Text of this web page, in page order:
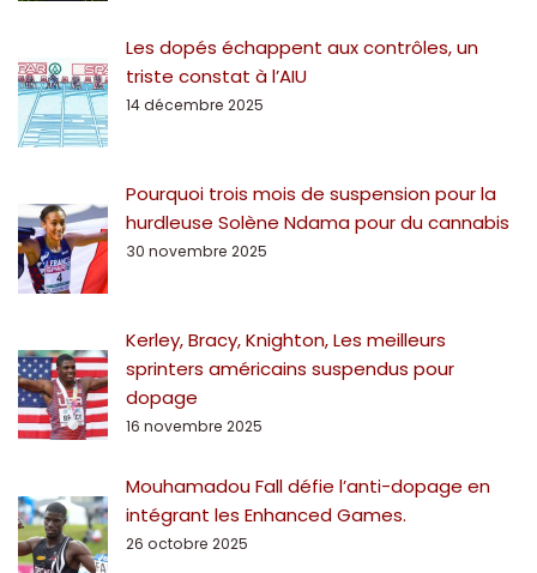
Les dopés échappent aux contrôles, un
triste constat à l’AIU
14 décembre 2025
Pourquoi trois mois de suspension pour la
hurdleuse Solène Ndama pour du cannabis
30 novembre 2025
Kerley, Bracy, Knighton, Les meilleurs
sprinters américains suspendus pour
dopage
16 novembre 2025
Mouhamadou Fall défie l’anti-dopage en
intégrant les Enhanced Games.
26 octobre 2025